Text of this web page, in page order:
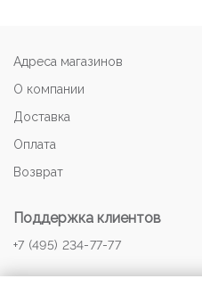
Адреса магазинов
О компании
Доставка
Оплата
Возврат
Поддержка клиентов
+7 (495) 234-77-77